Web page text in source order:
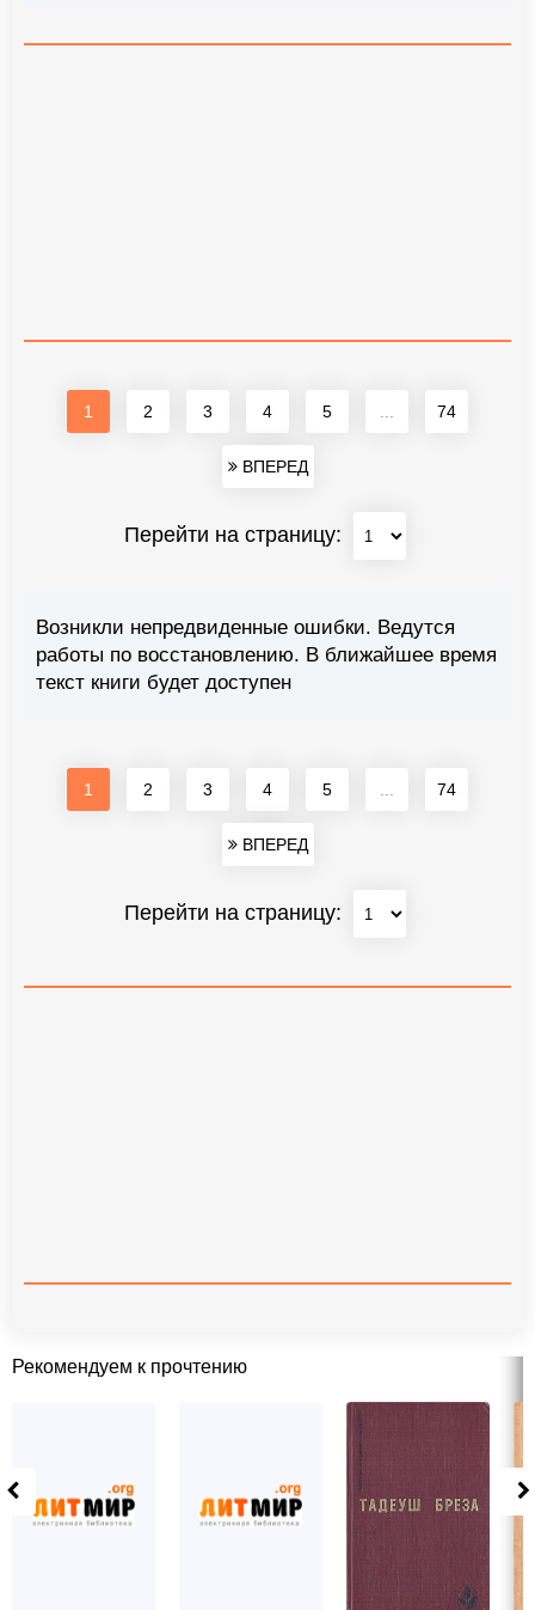
1 2 3 4 5 74
ВПЕРЕД
Перейти на страницу:
Возникли непредвиденные ошибки. Ведутся
работы по восстановлению. В ближайшее время
текст книги будет доступен
1 2 3 4 5 74
ВПЕРЕД
Перейти на страницу:
Рекомендуем к прочтению